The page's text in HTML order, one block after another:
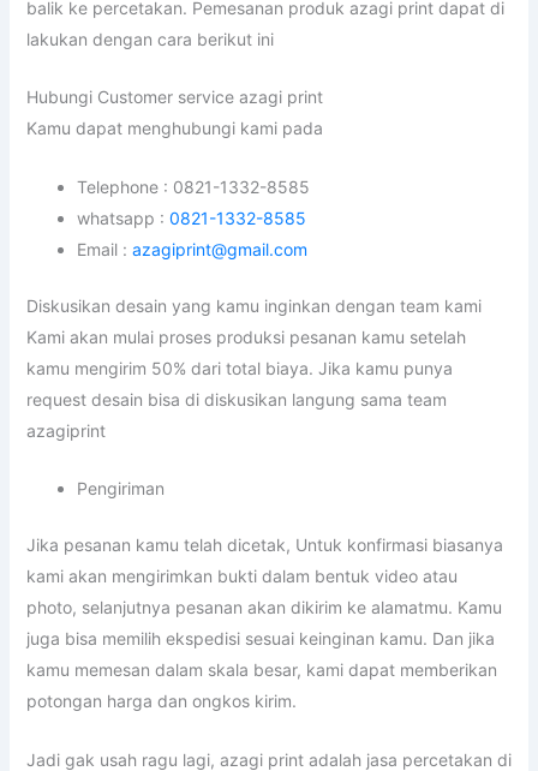
balik ke percetakan. Pemesanan produk azagi print dapat di
lakukan dengan cara berikut ini
Hubungi Customer service azagi print
Kamu dapat menghubungi kami pada
Telephone : 0821-1332-8585
whatsapp : 0821-1332-8585
Email : azagiprint@gmail.com
Diskusikan desain yang kamu inginkan dengan team kami
Kami akan mulai proses produksi pesanan kamu setelah
kamu mengirim 50% dari total biaya. Jika kamu punya
request desain bisa di diskusikan langung sama team
azagiprint
Pengiriman
Jika pesanan kamu telah dicetak, Untuk konfirmasi biasanya
kami akan mengirimkan bukti dalam bentuk video atau
photo, selanjutnya pesanan akan dikirim ke alamatmu. Kamu
juga bisa memilih ekspedisi sesuai keinginan kamu. Dan jika
kamu memesan dalam skala besar, kami dapat memberikan
potongan harga dan ongkos kirim.
Jadi gak usah ragu lagi, azagi print adalah jasa percetakan di